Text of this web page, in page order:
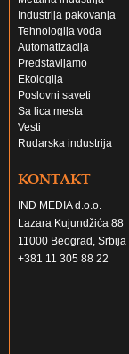
Industrija pakovanja
Tehnologija voda
Automatizacija
Predstavljamo
Ekologija
Poslovni saveti
Sa lica mesta
Vesti
Rudarska industrija
KONTAKT
IND MEDIA d.o.o.
Lazara Kujundžića 88
11000 Beograd, Srbija
+381 11 305 88 22